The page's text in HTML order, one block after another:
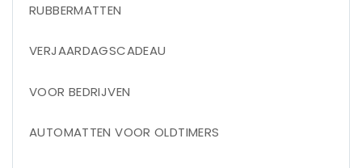
RUBBERMATTEN
VERJAARDAGSCADEAU
VOOR BEDRIJVEN
AUTOMATTEN VOOR OLDTIMERS